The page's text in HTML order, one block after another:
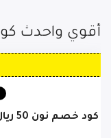
أقوي واحدث